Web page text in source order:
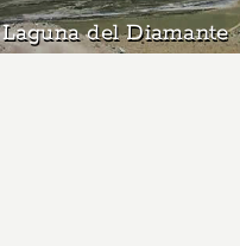
Laguna del Diamante